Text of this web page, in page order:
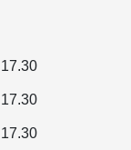
17.30
17.30
17.30